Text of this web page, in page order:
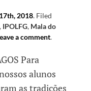
2018. Filed
, IPOLFG, Mala do
a comment.
Para
alunos
as tradições